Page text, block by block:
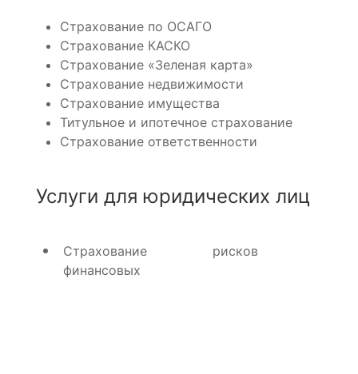
Страхование по ОСАГО
Страхование КАСКО
Страхование «Зеленая карта»
Страхование недвижимости
Страхование имущества
Титульное и ипотечное страхование
Страхование ответственности
Услуги для юридических лиц
Страхование
финансовых
рисков